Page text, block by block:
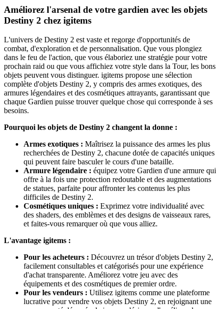
Améliorez l'arsenal de votre gardien avec les objets
Destiny 2 chez igitems
L'univers de Destiny 2 est vaste et regorge d'opportunités de
combat, d'exploration et de personnalisation. Que vous plongiez
dans le feu de l'action, que vous élaboriez une stratégie pour votre
prochain raid ou que vous affichiez votre style dans la Tour, les bons
objets peuvent vous distinguer. igitems propose une sélection
complète d'objets Destiny 2, y compris des armes exotiques, des
armures légendaires et des cosmétiques attrayants, garantissant que
chaque Gardien puisse trouver quelque chose qui corresponde à ses
besoins.
Pourquoi les objets de Destiny 2 changent la donne :
Armes exotiques : Maîtrisez la puissance des armes les plus
recherchées de Destiny 2, chacune dotée de capacités uniques
qui peuvent faire basculer le cours d'une bataille.
Armure légendaire : équipez votre Gardien d'une armure qui
offre à la fois une protection redoutable et des augmentations
de statues, parfaite pour affronter les contenus les plus
difficiles de Destiny 2.
Cosmétiques uniques : Exprimez votre individualité avec
des shaders, des emblèmes et des designs de vaisseaux rares,
et faites-vous remarquer où que vous alliez.
L'avantage igitems :
Pour les acheteurs : Découvrez un trésor d'objets Destiny 2,
facilement consultables et catégorisés pour une expérience
d'achat transparente. Améliorez votre jeu avec des
équipements et des cosmétiques de premier ordre.
Pour les vendeurs : Utilisez igitems comme une plateforme
lucrative pour vendre vos objets Destiny 2, en rejoignant une